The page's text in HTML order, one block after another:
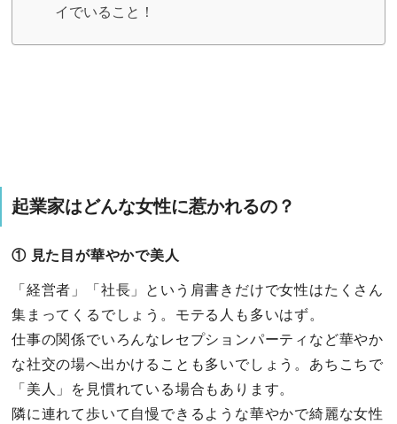
イでいること！
起業家はどんな女性に惹かれるの？
① 見た目が華やかで美人
「経営者」「社長」という肩書きだけで女性はたくさん
集まってくるでしょう。モテる人も多いはず。
仕事の関係でいろんなレセプションパーティなど華やか
な社交の場へ出かけることも多いでしょう。あちこちで
「美人」を見慣れている場合もあります。
隣に連れて歩いて自慢できるような華やかで綺麗な女性